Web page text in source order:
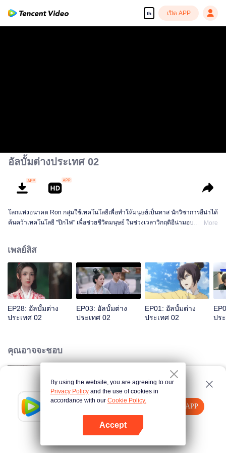
th เปิด APP
Tencent Video
เปิด APP
คลิกที่นี่ ลองใหม่อีกครั้ง
อัลบั้มต่างประเทศ 02
โลกแห่งอนาคต Ron กลุ่มใช้เทคโนโลยีเพื่อทําให้มนุษย์เป็นทาส นักวิชาการอีน่าได้
ค้นคว้าเทคโนโลยี "ปีกไฟ" เพื่อช่วยชีวิตมนุษย์ ในช่วงเวลาวิกฤติอีน่ามอบ
More
เพลย์ลิส
EP28: อัลบั้มต่าง
ประเทศ 02
EP03: อัลบั้มต่าง
ประเทศ 02
EP01: อัลบั้มต่าง
ประเทศ 02
ปร
คุณอาจจะชอบ
Married to Be the Second Wife
Teluk Alaska
By using the website, you are agreeing to our
Privacy Policy and the use of cookies in
accordance with our Cookie Policy.
Accept